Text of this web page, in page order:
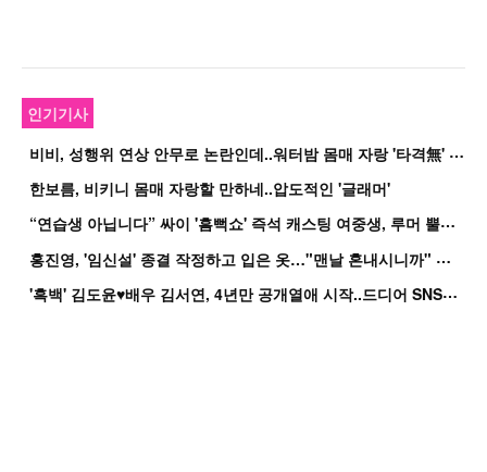
인기기사
비
비, 성행위 연상 안무로 논란인데..워터밤 몸매 자랑 '타격無' 근황
한보름, 비키니 몸매 자랑할 만하네..압도적인 '글래머'
“
연습생 아닙니다” 싸이 '흠뻑쇼' 즉석 캐스팅 여중생, 루머 뿔났다[Oh!쎈 이...
홍
진영, '임신설' 종결 작정하고 입은 옷…"맨날 혼내시니까" 억울
'
흑백' 김도윤♥배우 김서연, 4년만 공개열애 시작..드디어 SNS에 노출 [핫피...